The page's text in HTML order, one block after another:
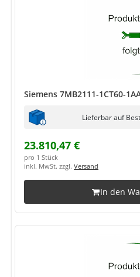
Siemens 7MB2111-1CT60-
Lieferbar auf
23.810,47 €
pro 1 Stück
inkl. MwSt. zzgl. Versand
In den